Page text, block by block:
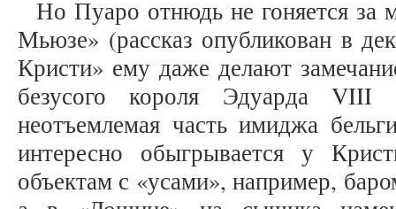
Но Пуаро отнюдь не гоняется за
Мьюзе» (рассказ опубликован в
Кристи» ему даже делают
безусого короля Эдуарда
неотъемлемая часть имиджа
интересно обыгрывается у
объектам с «усами», например,